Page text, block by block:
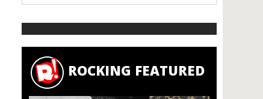
ROCKING FEATURED